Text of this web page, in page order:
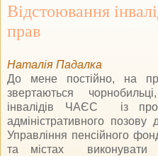
Відстоювання
прав
Наталія Падалка
До мене постійно, на
звертаються
інвалідів ЧАЄС із
адміністративного
Управління пенсійного
та містах виконувати